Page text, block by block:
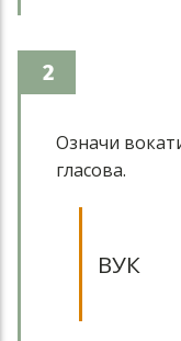
2
Означи
гласова.
ВУК